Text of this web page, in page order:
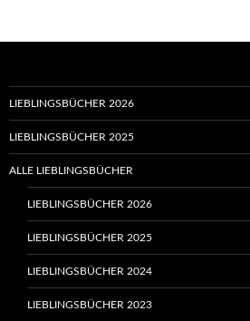
LIEBLINGSBÜCHER 2026
LIEBLINGSBÜCHER 2025
ALLE LIEBLINGSBÜCHER
LIEBLINGSBÜCHER 2026
LIEBLINGSBÜCHER 2025
LIEBLINGSBÜCHER 2024
LIEBLINGSBÜCHER 2023